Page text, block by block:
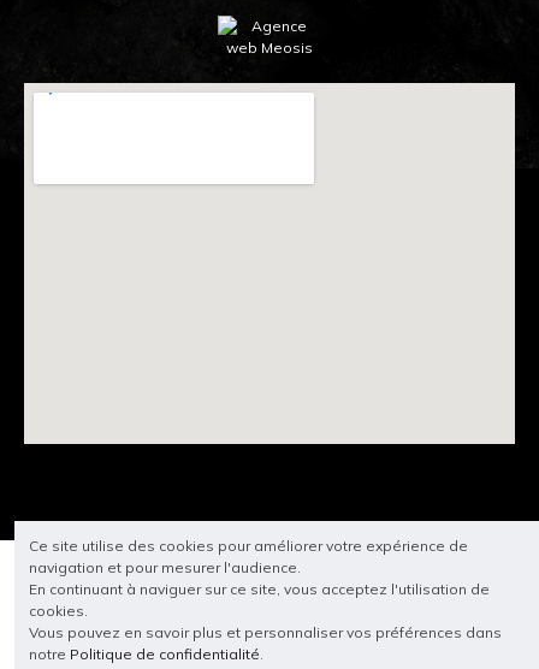
Ce site utilise des cookies pour améliorer votre expérience de
navigation et pour mesurer l'audience.
En continuant à naviguer sur ce site, vous acceptez l'utilisation de
cookies.
Vous pouvez en savoir plus et personnaliser vos préférences dans
notre Politique de confidentialité.